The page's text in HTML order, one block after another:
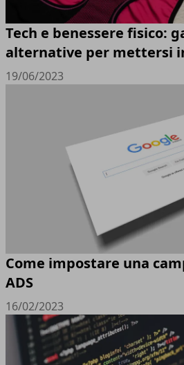
Tech e benessere fisico:
alternative per mettersi
19/06/2023
Come impostare una
ADS
16/02/2023